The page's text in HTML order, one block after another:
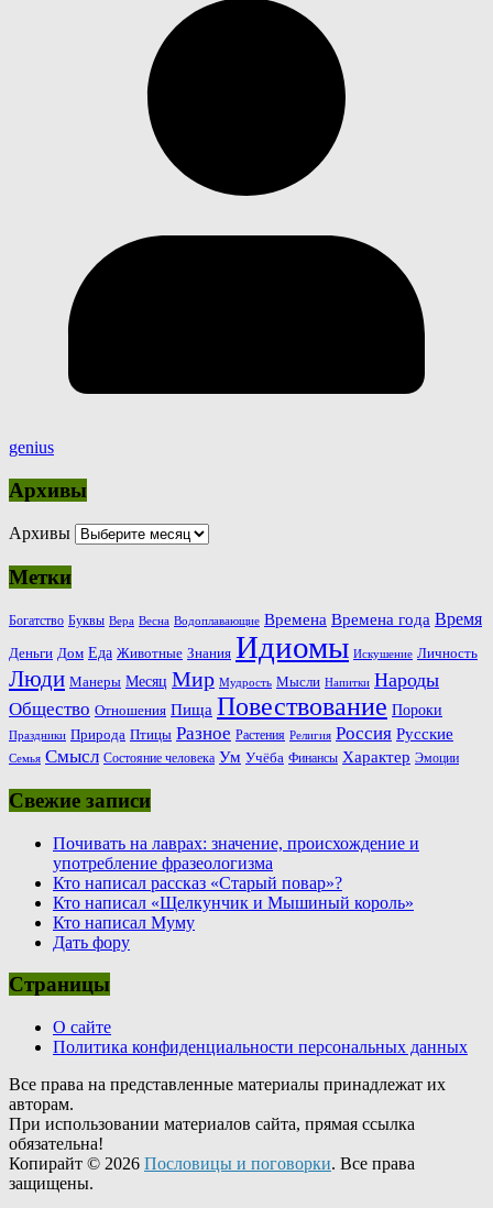
genius
Архивы
Архивы
Метки
Богатство Буквы Вера Весна Водоплавающие Времена Времена года Время
Деньги Дом Еда Животные Знания Идиомы Искушение Личность
Люди Манеры Месяц Мир Мудрость Мысли Напитки Народы
Общество Отношения Пища Повествование Пороки
Праздники Природа Птицы Разное Растения Религия Россия Русские
Семья Смысл Состояние человека Ум Учёба Финансы Характер Эмоции
Свежие записи
Почивать на лаврах: значение, происхождение и
употребление фразеологизма
Кто написал рассказ «Старый повар»?
Кто написал «Щелкунчик и Мышиный король»
Кто написал Муму
Дать фору
Страницы
О сайте
Политика конфиденциальности персональных данных
Все права на представленные материалы принадлежат их
авторам.
При использовании материалов сайта, прямая ссылка
обязательна!
Копирайт © 2026 Пословицы и поговорки. Все права
защищены.